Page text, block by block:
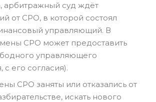
арбитражный суд ждёт
от СРО, в которой состоял
управляющий. В
СРО может предоставить
управляющего
с его согласия).
СРО заняты или отказались от
искать нового